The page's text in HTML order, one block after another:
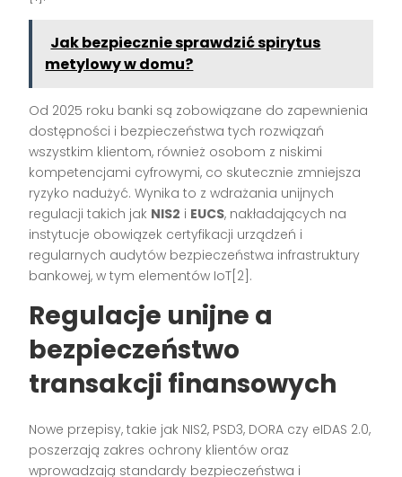
Jak bezpiecznie sprawdzić spirytus
metylowy w domu?
Od 2025 roku banki są zobowiązane do zapewnienia
dostępności i bezpieczeństwa tych rozwiązań
wszystkim klientom, również osobom z niskimi
kompetencjami cyfrowymi, co skutecznie zmniejsza
ryzyko nadużyć. Wynika to z wdrażania unijnych
regulacji takich jak NIS2 i EUCS, nakładających na
instytucje obowiązek certyfikacji urządzeń i
regularnych audytów bezpieczeństwa infrastruktury
bankowej, w tym elementów IoT[2].
Regulacje unijne a
bezpieczeństwo
transakcji finansowych
Nowe przepisy, takie jak NIS2, PSD3, DORA czy eIDAS 2.0,
poszerzają zakres ochrony klientów oraz
wprowadzają standardy bezpieczeństwa i